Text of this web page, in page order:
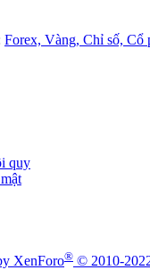
Forex, Vàng, Chỉ số, Cổ
quy
XenForo® © 2010-